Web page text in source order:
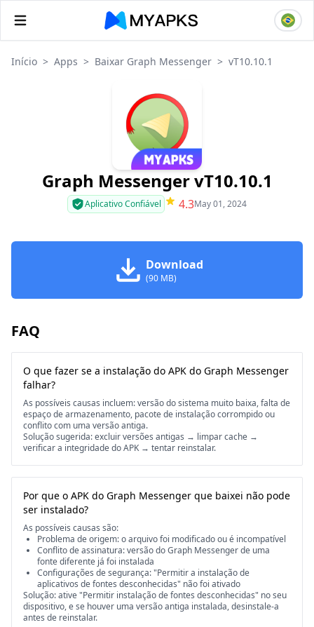
Início > Apps > Baixar Graph Messenger > vT10.10.1
Graph Messenger vT10.10.1
Aplicativo Confiável 4.3May 01, 2024
Download
(90 MB)
FAQ
O que fazer se a instalação do APK do Graph Messenger
falhar?
As possíveis causas incluem: versão do sistema muito baixa, falta de
espaço de armazenamento, pacote de instalação corrompido ou
conflito com uma versão antiga.
Solução sugerida: excluir versões antigas → limpar cache →
verificar a integridade do APK → tentar reinstalar.
Por que o APK do Graph Messenger que baixei não pode
ser instalado?
As possíveis causas são:
Problema de origem: o arquivo foi modificado ou é incompatível
Conflito de assinatura: versão do Graph Messenger de uma
fonte diferente já foi instalada
Configurações de segurança: "Permitir a instalação de
aplicativos de fontes desconhecidas" não foi ativado
Solução: ative "Permitir instalação de fontes desconhecidas" no seu
dispositivo, e se houver uma versão antiga instalada, desinstale-a
antes de reinstalar.